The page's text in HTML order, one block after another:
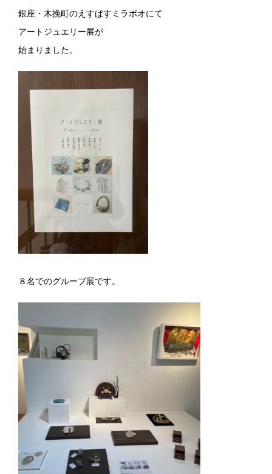
銀座・木挽町のえすぱすミラボオにて
アートジュエリー展が
始まりました。
８名でのグループ展です。